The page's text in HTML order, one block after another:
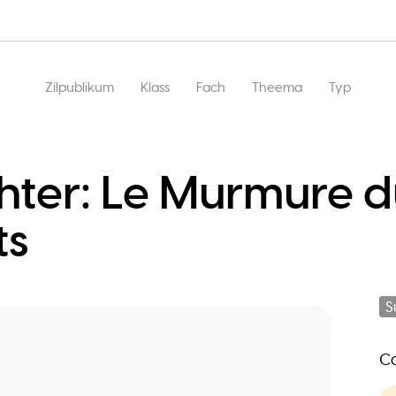
Main
Zilpublikum Klass Fach Theema Typ
Le Murmure